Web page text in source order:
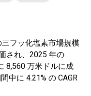
フッ化塩素市場規模
され、2025 年の
8,560 万米ドルに成
中に 4.21% の CAGR